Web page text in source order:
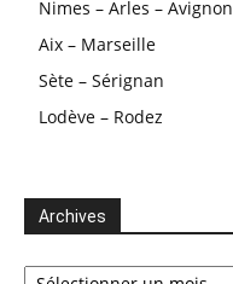
Nimes – Arles – Avignon
Aix – Marseille
Sète – Sérignan
Lodève – Rodez
Archives
Archives